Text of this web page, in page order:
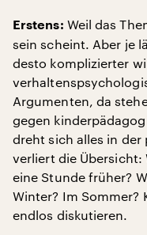
Erstens: Weil das
sein scheint. Aber je
desto komplizierter
Argumenten, da
gegen
dreht sich alles in der
verliert die Übersicht:
eine Stunde früher?
Winter? Im Sommer?
endlos diskutieren.